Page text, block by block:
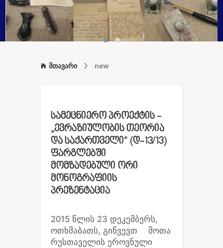
მთავარი new
სამეცნიერო პროექტის -
„ევრაზიულობის თეორია
და საქართველი“ (დ-13/13)
ფარგლებში
მომზადებული ორი
მონოგრაფიის
პრეზენტაცია
2015 წლის 23 დეკემბერს,
ოთხშაბათს, გიწვევთ ÃÃშოთა
რუსთაველის ეროვნული